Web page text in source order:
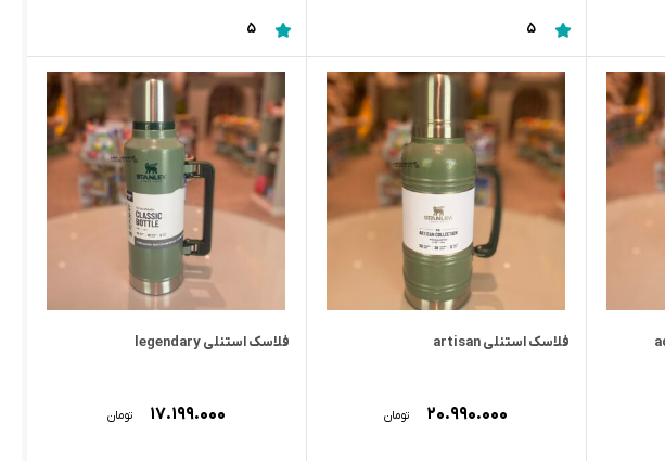
5
5
فلاسک استنلی artisan
۲۰.۹۹۰.۰۰۰ تومان
فلاسک استنلی legendary
۱۷.۱۹۹.۰۰۰ تومان